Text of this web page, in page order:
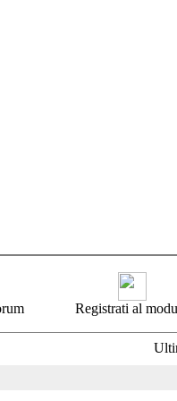
Registrati al